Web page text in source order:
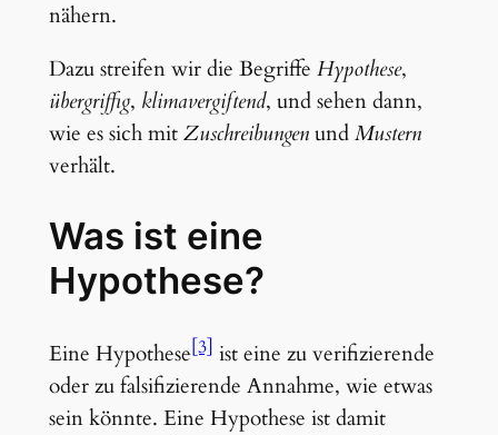
nähern.
Dazu streifen wir die Begriffe Hypothese,
übergriffig, klimavergiftend, und sehen dann,
wie es sich mitZuschreibungenundMustern
verhält.
Was ist eine
Hypothese?
Eine Hypothese[3] ist eine zu verifizierende
oder zu falsifizierende Annahme, wie etwas
sein könnte. Eine Hypothese ist damit